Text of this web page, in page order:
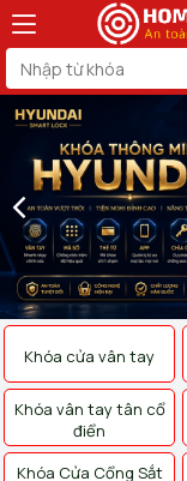
Khóa cửa vân tay
Khóa vân tay tân cổ
điển
Khóa Cửa Cổng Sắt